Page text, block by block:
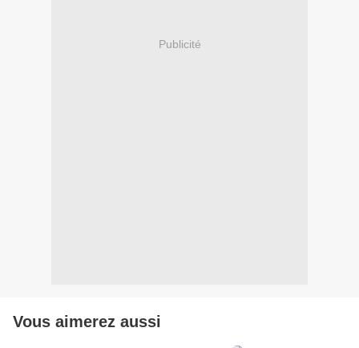
Publicité
Vous aimerez aussi